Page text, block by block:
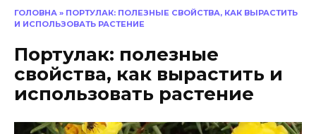
ГОЛОВНА » ПОРТУЛАК: ПОЛЕЗНЫЕ СВОЙСТВА, КАК ВЫРАСТИТЬ
И ИСПОЛЬЗОВАТЬ РАСТЕНИЕ
Портулак: полезные
свойства, как вырастить и
использовать растение